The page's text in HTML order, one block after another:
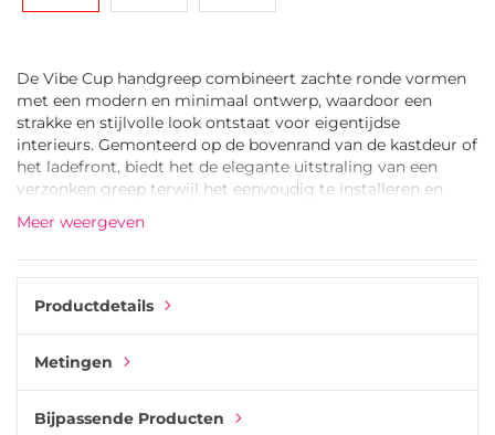
De Vibe Cup handgreep combineert zachte ronde vormen
met een modern en minimaal ontwerp, waardoor een
strakke en stijlvolle look ontstaat voor eigentijdse
interieurs. Gemonteerd op de bovenrand van de kastdeur of
het ladefront, biedt het de elegante uitstraling van een
verzonken greep terwijl het eenvoudig te installeren en
ontwerp doet het vooral goed in moderne keukens,
waar een strakke en opgeruimde look gewenst is.
Yellow afwerking, kan de Vibe Cup handgreep op
Meer weergeven
Productdetails
Metingen
Bijpassende Producten